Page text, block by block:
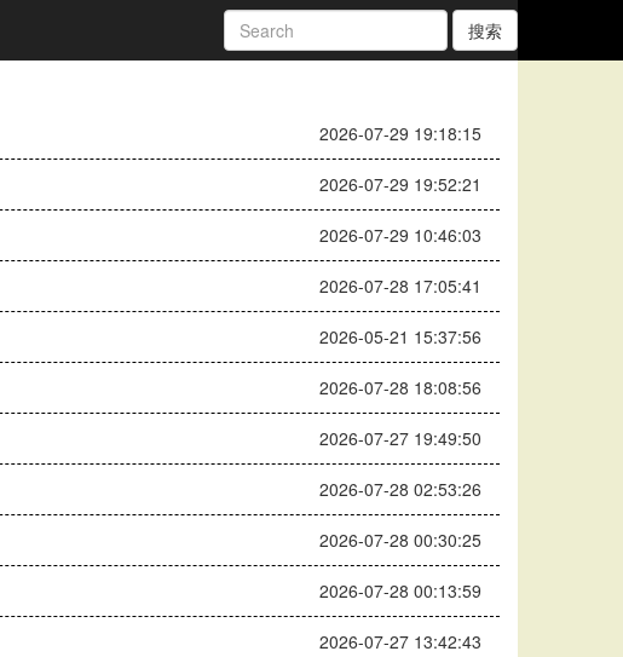
搜索
2026-07-29 19:18:15
2026-07-29 19:52:21
2026-07-29 10:46:03
2026-07-28 17:05:41
2026-05-21 15:37:56
2026-07-28 18:08:56
2026-07-27 19:49:50
2026-07-28 02:53:26
2026-07-28 00:30:25
2026-07-28 00:13:59
2026-07-27 13:42:43